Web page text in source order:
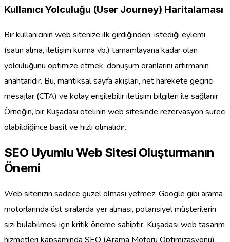
Kullanıcı Yolculuğu (User Journey) Haritalaması
Bir kullanıcının web sitenize ilk girdiğinden, istediği eylemi
(satın alma, iletişim kurma vb.) tamamlayana kadar olan
yolculuğunu optimize etmek, dönüşüm oranlarını artırmanın
anahtarıdır. Bu, mantıksal sayfa akışları, net harekete geçirici
mesajlar (CTA) ve kolay erişilebilir iletişim bilgileri ile sağlanır.
Örneğin, bir Kuşadası otelinin web sitesinde rezervasyon süreci
olabildiğince basit ve hızlı olmalıdır.
SEO Uyumlu Web Sitesi Oluşturmanın
Önemi
Web sitenizin sadece güzel olması yetmez; Google gibi arama
motorlarında üst sıralarda yer alması, potansiyel müşterilerin
sizi bulabilmesi için kritik öneme sahiptir. Kuşadası web tasarım